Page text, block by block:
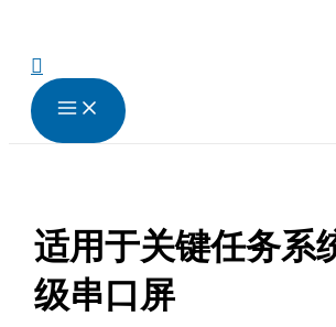
搜
索
适用于关键任务系
级串口屏